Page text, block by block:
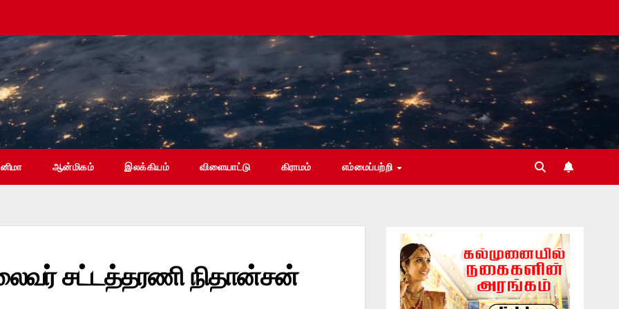
ஆன்மிகம் இலக்கியம் விளையாட்டு கிராமம் எம்மைப்பற்றி
சட்டத்தரணி நிதான்சன்